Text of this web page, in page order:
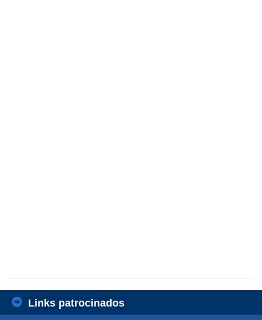
Links patrocinados